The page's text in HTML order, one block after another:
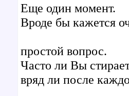
Еще один момент.
Вроде бы кажется
простой вопрос.
Часто ли Вы
вряд ли после